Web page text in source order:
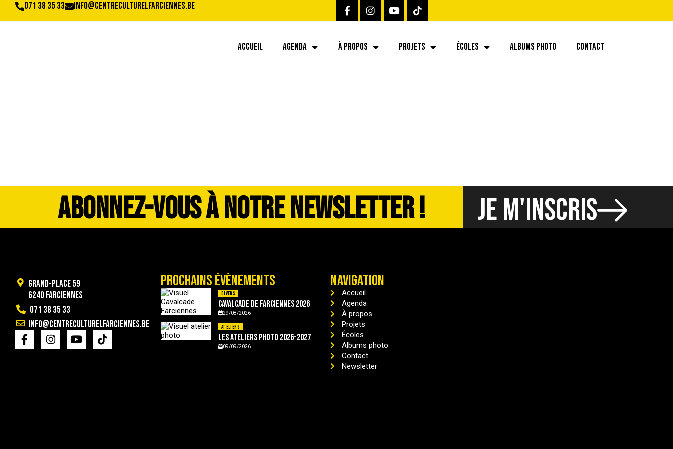
071 38 35 33 info@centreculturelfarciennes.be
ACCUEIL AGENDA À PROPOS PROJETS ÉCOLES ALBUMS PHOTO CONTACT
ABONNEZ-VOUS À NOTRE NEWSLETTER ! JE M'INSCRIS
Grand-Place 59
6240 Farciennes
071 38 35 33
info@centreculturelfarciennes.be
PROCHAINS ÉVÈNEMENTS
Divers
Cavalcade de Farciennes 2026
29/08/2026
Ateliers
Les ateliers photo 2026-2027
09/09/2026
NAVIGATION
Accueil
Agenda
À propos
Projets
Écoles
Albums photo
Contact
Newsletter